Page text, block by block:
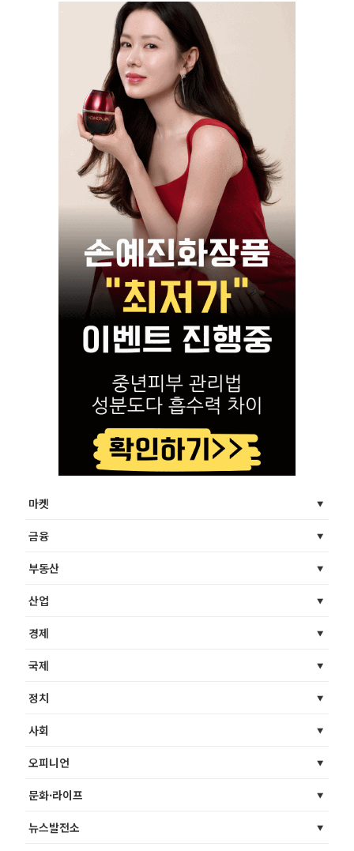
마켓
금융
부동산
산업
경제
국제
정치
사회
오피니언
문화·라이프
뉴스발전소